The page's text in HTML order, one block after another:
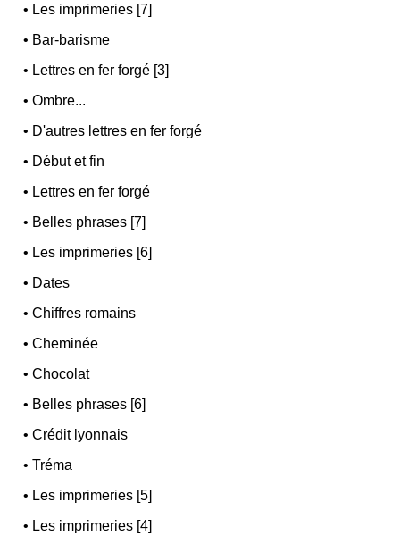
• Les imprimeries [7]
• Bar-barisme
• Lettres en fer forgé [3]
•Ombre...
• D'autres lettres en fer forgé
• Début et fin
• Lettres en fer forgé
• Belles phrases [7]
• Les imprimeries [6]
• Dates
•Chiffres romains
•Cheminée
•Chocolat
• Belles phrases [6]
•Crédit lyonnais
•Tréma
• Les imprimeries [5]
• Les imprimeries [4]